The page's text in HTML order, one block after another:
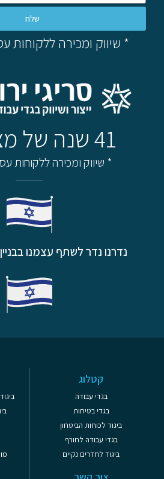
שלח
* שיווק ומכירה ללקוחות
41 שנה של מצויינות!
* שיווק ומכירה ללקוחות
נדרנו נדר לשתף עצמנו
קטלוג
בגדי עבודה
בגדי בטיחות
ביגוד לכוחות הביטחון
בגדי עבודה לחורף
ביגוד לחדרים נקיים